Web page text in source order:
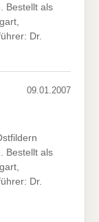
Bestellt als
Dr.
09.01.2007
Bestellt als
Dr.